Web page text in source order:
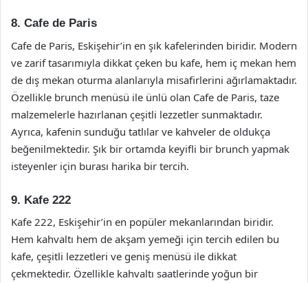
8. Cafe de Paris
Cafe de Paris, Eskişehir’in en şık kafelerinden biridir. Modern
ve zarif tasarımıyla dikkat çeken bu kafe, hem iç mekan hem
de dış mekan oturma alanlarıyla misafirlerini ağırlamaktadır.
Özellikle brunch menüsü ile ünlü olan Cafe de Paris, taze
malzemelerle hazırlanan çeşitli lezzetler sunmaktadır.
Ayrıca, kafenin sunduğu tatlılar ve kahveler de oldukça
beğenilmektedir. Şık bir ortamda keyifli bir brunch yapmak
isteyenler için burası harika bir tercih.
9. Kafe 222
Kafe 222, Eskişehir’in en popüler mekanlarından biridir.
Hem kahvaltı hem de akşam yemeği için tercih edilen bu
kafe, çeşitli lezzetleri ve geniş menüsü ile dikkat
çekmektedir. Özellikle kahvaltı saatlerinde yoğun bir